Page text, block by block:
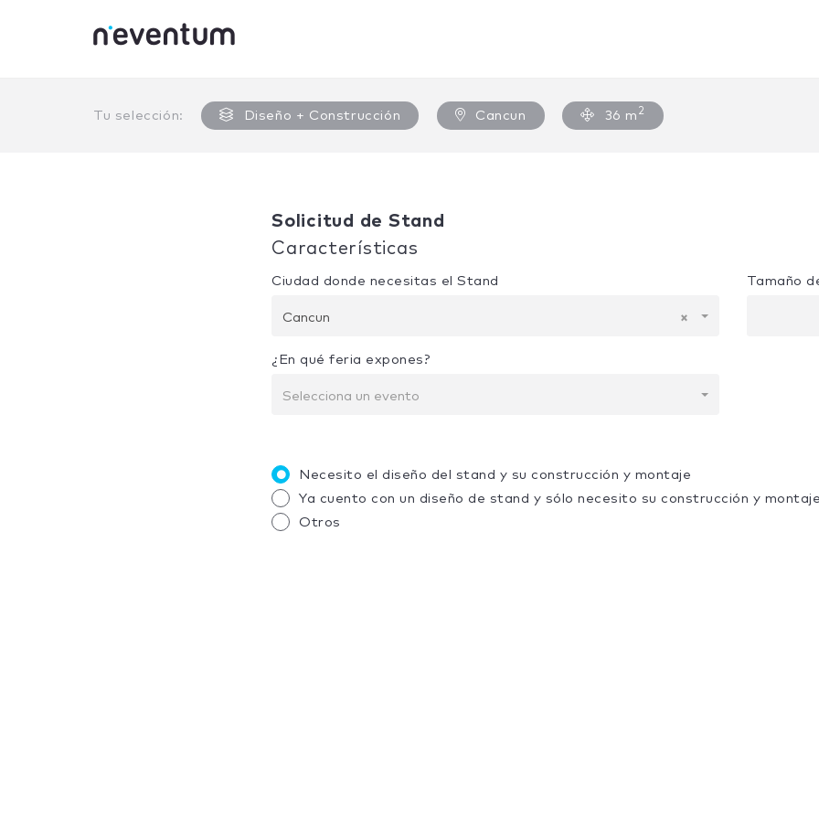
Tu selección: Diseño + Construcción Cancun 36 m 2
Solicitud de Stand
Características
Ciudad donde necesitas el Stand
×
Cancun
¿En qué feria expones?
Selecciona un evento
Tamaño
Necesito el diseño del stand y su construcción y montaje
Ya cuento con un diseño de stand y sólo necesito su construcción y montaje
Otros